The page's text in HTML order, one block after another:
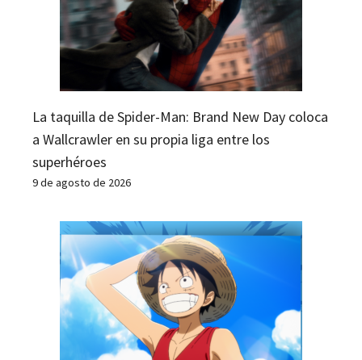
La taquilla de Spider-Man: Brand New Day coloca
a Wallcrawler en su propia liga entre los
superhéroes
9 de agosto de 2026